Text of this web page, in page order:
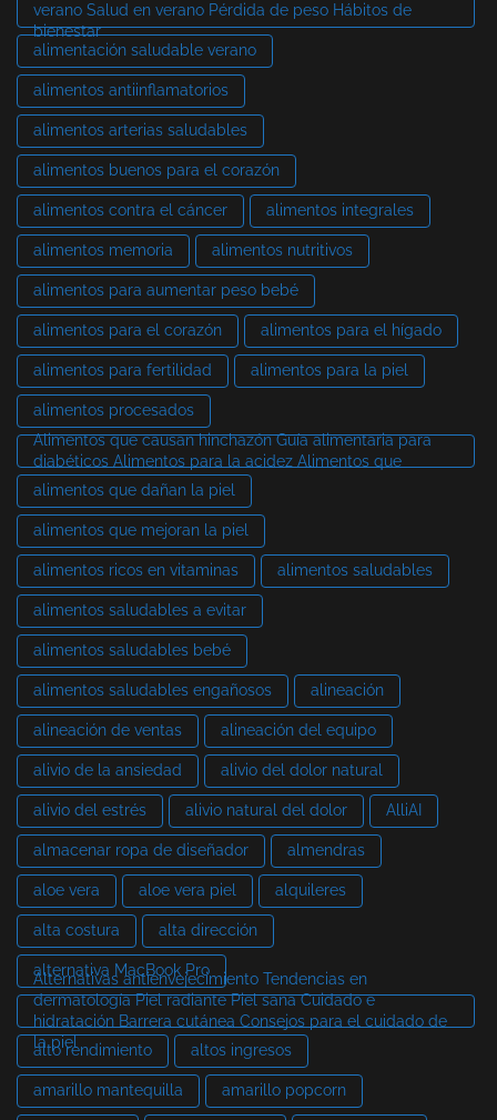
verano Salud en verano Pérdida de peso Hábitos de
bienestar
alimentación saludable verano
alimentos antiinflamatorios
alimentos arterias saludables
alimentos buenos para el corazón
alimentos contra el cáncer alimentos integrales
alimentos memoria alimentos nutritivos
alimentos para aumentar peso bebé
alimentos para el corazón alimentos para el hígado
alimentos para fertilidad alimentos para la piel
alimentos procesados
Alimentos que causan hinchazón Guía alimentaria para
diabéticos Alimentos para la acidez Alimentos que
alimentos que dañan la piel
alimentos que mejoran la piel
alimentos ricos en vitaminas alimentos saludables
alimentos saludables a evitar
alimentos saludables bebé
alimentos saludables engañosos alineación
alineación de ventas alineación del equipo
alivio de la ansiedad alivio del dolor natural
alivio del estrés alivio natural del dolor AlliAI
almacenar ropa de diseñador almendras
aloe vera aloe vera piel alquileres
alta costura alta dirección
alternativa MacBook Pro
Alternativas antienvejecimiento Tendencias en
dermatología Piel radiante Piel sana Cuidado e
hidratación Barrera cutánea Consejos para el cuidado de
la piel
alto rendimiento altos ingresos
amarillo mantequilla amarillo popcorn